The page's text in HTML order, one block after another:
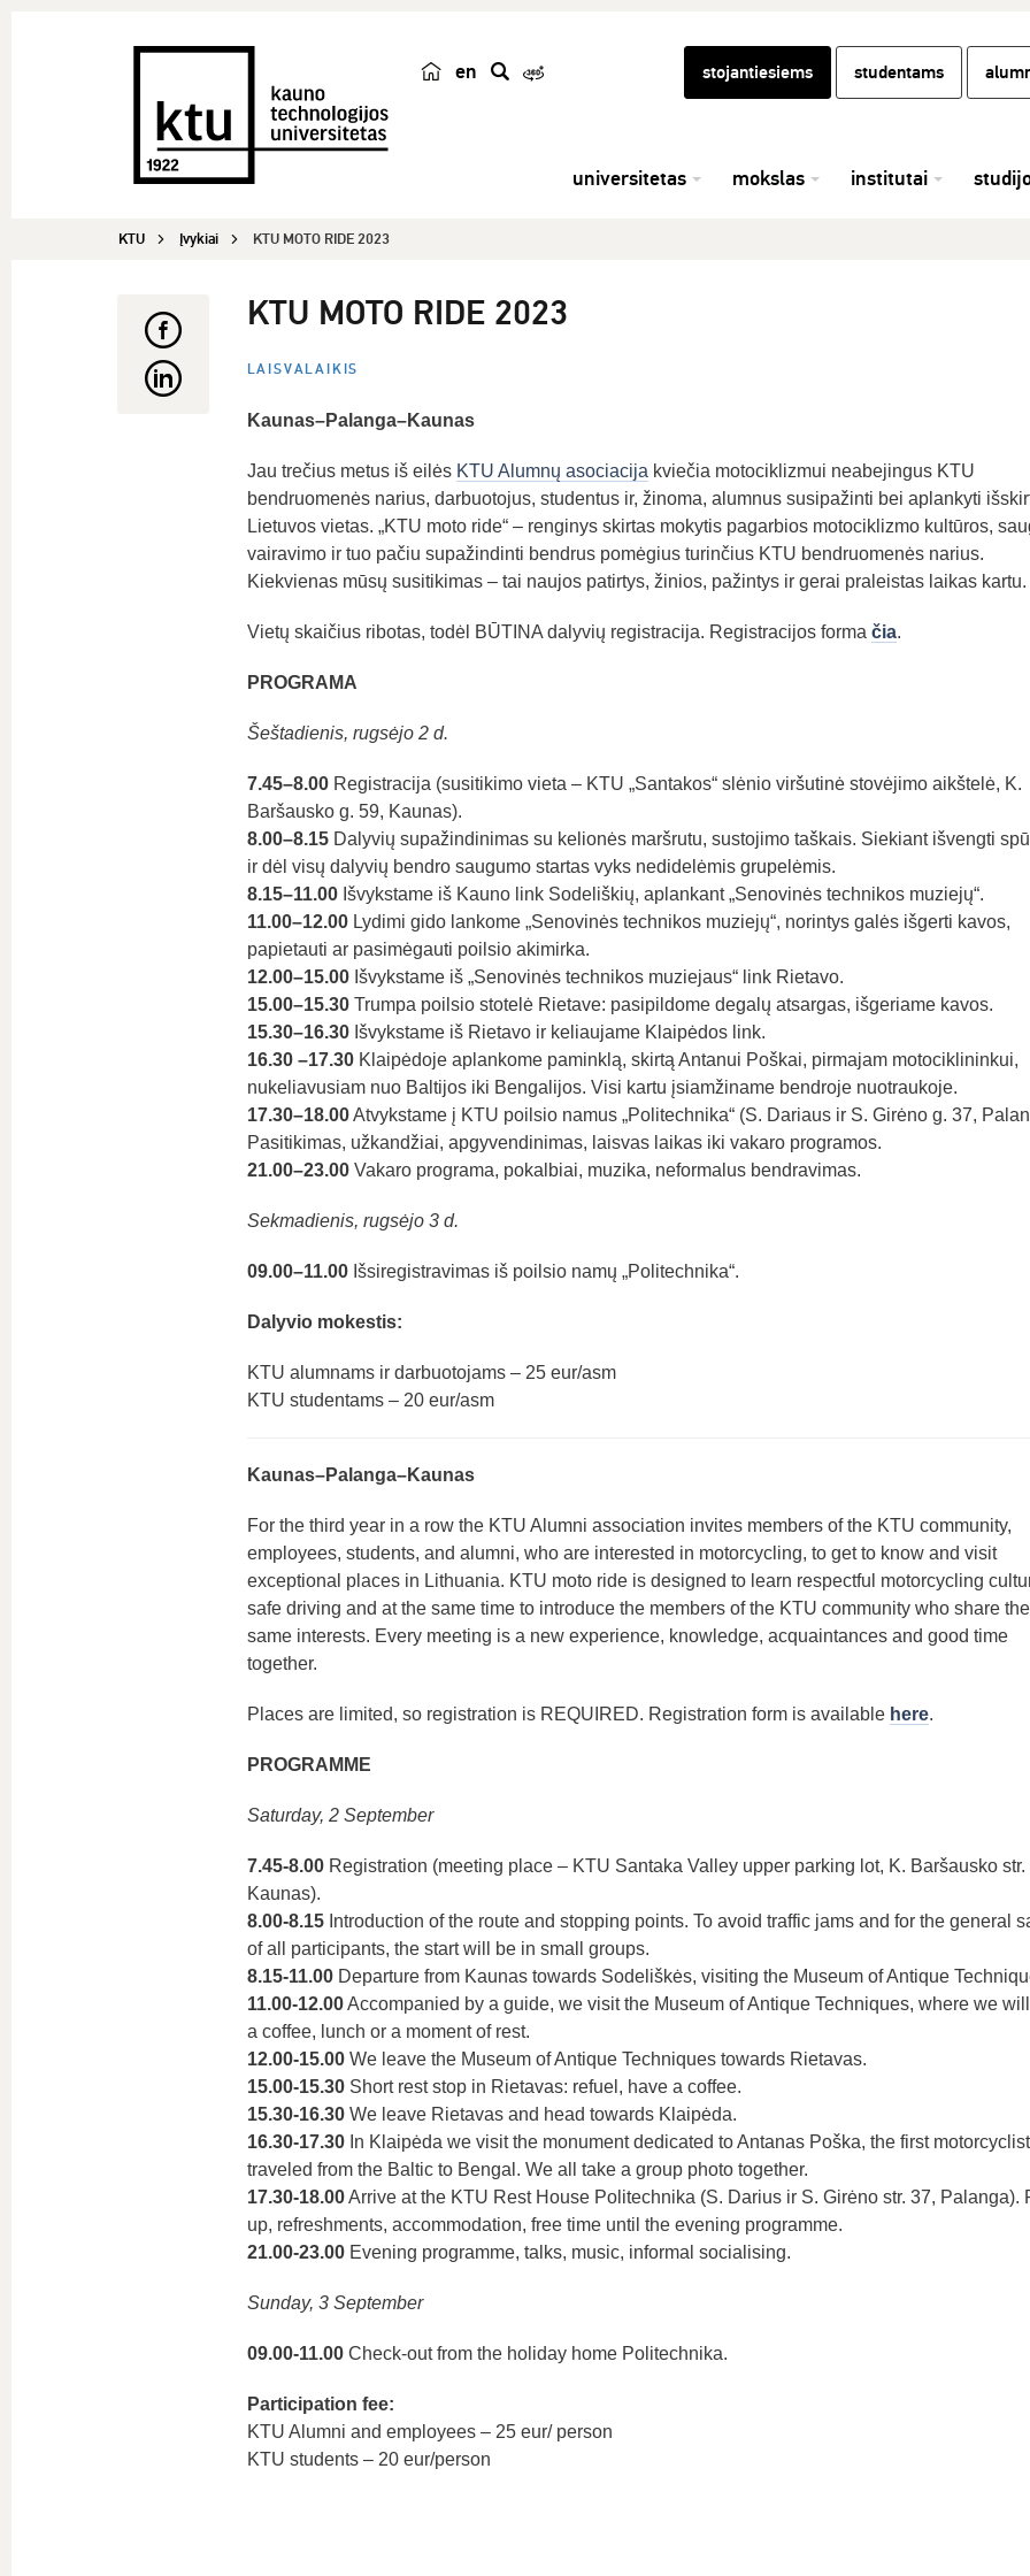
en stojantiesiems studentams
universitetas mokslas institutai
KTU Įvykiai KTU MOTO RIDE 2023
KTU MOTO RIDE 2023
LAISVALAIKIS
Kaunas–Palanga–Kaunas
Jau trečius metus iš eilės KTU Alumnų asociacija kviečia motociklizmui neabejingus KTU
bendruomenės narius, darbuotojus, studentus ir, žinoma, alumnus susipažinti bei aplankyti
Lietuvos vietas. „KTU moto ride“ – renginys skirtas mokytis pagarbios motociklizmo kultūros,
vairavimo ir tuo pačiu supažindinti bendrus pomėgius turinčius KTU bendruomenės narius.
Kiekvienas mūsų susitikimas – tai naujos patirtys, žinios, pažintys ir gerai praleistas laikas kartu.
Vietų skaičius ribotas, todėl BŪTINA dalyvių registracija. Registracijos forma čia.
PROGRAMA
Šeštadienis, rugsėjo 2 d.
7.45–8.00Registracija (susitikimo vieta – KTU „Santakos“ slėnio viršutinė stovėjimo aikštelė, K.
Baršausko g. 59, Kaunas).
8.00–8.15Dalyvių supažindinimas su kelionės maršrutu, sustojimo taškais. Siekiant išvengti
ir dėl visų dalyvių bendro saugumo startas vyks nedidelėmis grupelėmis.
8.15–11.00Išvykstame iš Kauno link Sodeliškių, aplankant „Senovinės technikos muziejų“.
11.00–12.00Lydimi gido lankome „Senovinės technikos muziejų“, norintys galės išgerti kavos,
papietauti ar pasimėgauti poilsio akimirka.
12.00–15.00Išvykstame iš „Senovinės technikos muziejaus“ link Rietavo.
15.00–15.30Trumpa poilsio stotelė Rietave: pasipildome degalų atsargas, išgeriame kavos.
15.30–16.30Išvykstame iš Rietavo ir keliaujame Klaipėdos link.
16.30 –17.30Klaipėdoje aplankome paminklą, skirtą Antanui Poškai, pirmajam motociklininkui,
nukeliavusiam nuo Baltijos iki Bengalijos. Visi kartu įsiamžiname bendroje nuotraukoje.
17.30–18.00Atvykstame į KTU poilsio namus „Politechnika“ (S. Dariaus ir S. Girėno g. 37,
Pasitikimas, užkandžiai, apgyvendinimas, laisvas laikas iki vakaro programos.
21.00–23.00Vakaro programa, pokalbiai, muzika, neformalus bendravimas.
Sekmadienis, rugsėjo 3 d.
09.00–11.00Išsiregistravimas iš poilsio namų „Politechnika“.
Dalyvio mokestis:
KTU alumnams ir darbuotojams – 25 eur/asm
KTU studentams – 20 eur/asm
Kaunas–Palanga–Kaunas
For the third year in a row the KTU Alumni association invites members of the KTU community,
employees, students, and alumni, who are interested in motorcycling, to get to know and visit
exceptional places in Lithuania. KTU moto ride is designed to learn respectful motorcycling
safe driving and at the same time to introduce the members of the KTU community who share the
same interests. Every meeting is a new experience, knowledge, acquaintances and good time
together.
Places are limited, so registration is REQUIRED. Registration form is available here.
PROGRAMME
Saturday, 2 September
7.45-8.00Registration (meeting place – KTU Santaka Valley upper parking lot, K. Baršausko str.
Kaunas).
8.00-8.15Introduction of the route and stopping points. To avoid traffic jams and for the general
of all participants, the start will be in small groups.
8.15-11.00Departure from Kaunas towards Sodeliškės, visiting the Museum of Antique
11.00-12.00Accompanied by a guide, we visit the Museum of Antique Techniques, where we
a coffee, lunch or a moment of rest.
12.00-15.00We leave the Museum of Antique Techniques towards Rietavas.
15.00-15.30Short rest stop in Rietavas: refuel, have a coffee.
15.30-16.30We leave Rietavas and head towards Klaipėda.
16.30-17.30In Klaipėda we visit the monument dedicated to Antanas Poška, the first
traveled from the Baltic to Bengal. We all take a group photo together.
17.30-18.00Arrive at the KTU Rest House Politechnika (S. Darius ir S. Girėno str. 37, Palanga).
up, refreshments, accommodation, free time until the evening programme.
21.00-23.00Evening programme, talks, music, informal socialising.
Sunday, 3 September
09.00-11.00Check-out from the holiday home Politechnika.
Participation fee:
KTU Alumni and employees – 25 eur/ person
KTU students – 20 eur/person